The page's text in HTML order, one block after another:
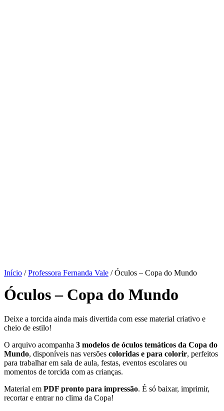
Início /Professora Fernanda Vale / Óculos – Copa do Mundo
Óculos – Copa do Mundo
Deixe a torcida ainda mais divertida com esse material criativo e
cheio de estilo!
O arquivo acompanha 3 modelos de óculos temáticos da Copa do
Mundo, disponíveis nas versões coloridas e para colorir, perfeitos
para trabalhar em sala de aula, festas, eventos escolares ou
momentos de torcida com as crianças.
Material em PDF pronto para impressão. É só baixar, imprimir,
recortar e entrar no clima da Copa!